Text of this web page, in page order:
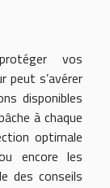
vos
peut s’avérer
disponibles
à chaque
optimale
encore les
des conseils